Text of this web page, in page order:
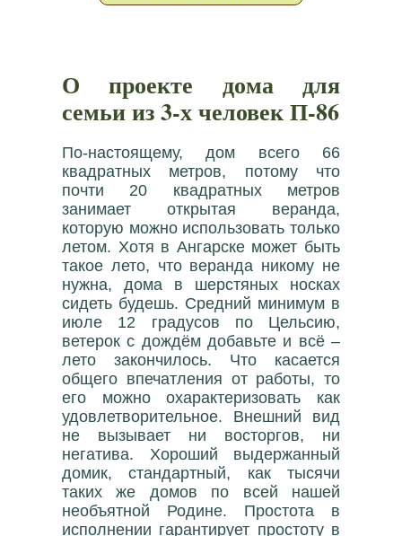
О проекте дома для
семьи из 3-х человек П-86
По-настоящему, дом всего 66
квадратных метров, потому что
почти 20 квадратных метров
занимает открытая веранда,
которую можно использовать только
летом. Хотя в Ангарске может быть
такое лето, что веранда никому не
нужна, дома в шерстяных носках
сидеть будешь. Средний минимум в
июле 12 градусов по Цельсию,
ветерок с дождём добавьте и всё –
лето закончилось. Что касается
общего впечатления от работы, то
его можно охарактеризовать как
удовлетворительное. Внешний вид
не вызывает ни восторгов, ни
негатива. Хороший выдержанный
домик, стандартный, как тысячи
таких же домов по всей нашей
необъятной Родине. Простота в
исполнении гарантирует простоту в